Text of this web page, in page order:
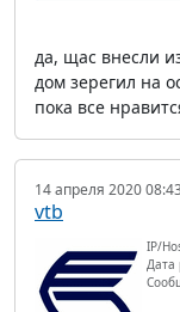
да, щас внесли
дом зерегил на
пока все
14 апреля 2020
vtb
IP/
Дата